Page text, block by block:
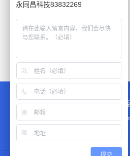
指导单位： 北京市科学技术
支持单位： 北京市文化创意
平台检测与认证领域中心
永同昌科技83832269